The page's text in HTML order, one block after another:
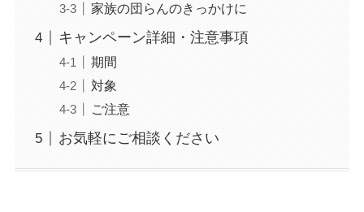
家族の団らんのきっかけに
キャンペーン詳細・注意事項
期間
対象
ご注意
お気軽にご相談ください